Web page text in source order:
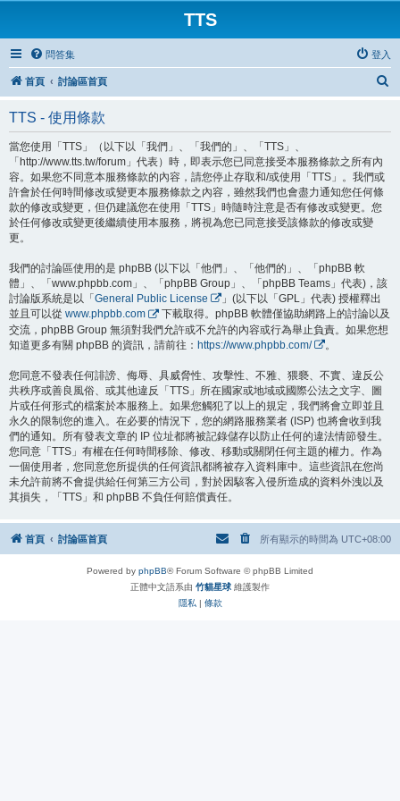
TTS
問答集 登入
首頁 討論區首頁
TTS - 使用條款
當您使用「TTS」（以下以「我們」、「我們的」、「TTS」、
「http://www.tts.tw/forum」代表）時，即表示您已同意接受本服務條款之所有內
容。如果您不同意本服務條款的內容，請您停止存取和/或使用「TTS」。我們或
許會於任何時間修改或變更本服務條款之內容，雖然我們也會盡力通知您任何條
款的修改或變更，但仍建議您在使用「TTS」時隨時注意是否有修改或變更。您
於任何修改或變更後繼續使用本服務，將視為您已同意接受該條款的修改或變
更。
我們的討論區使用的是 phpBB (以下以「他們」、「他們的」、「phpBB 軟
體」、「www.phpbb.com」、「phpBB Group」、「phpBB Teams」代表)，該
討論版系統是以「 General Public License
」(以下以「GPL」代表) 授權釋出
並且可以從 www.phpbb.com
下載取得。phpBB 軟體僅協助網路上的討論以及
交流，phpBB Group 無須對我們允許或不允許的內容或行為舉止負責。如果您想
知道更多有關 phpBB 的資訊，請前往： https://www.phpbb.com/ 。
您同意不發表任何誹謗、侮辱、具威脅性、攻擊性、不雅、猥褻、不實、違反公
共秩序或善良風俗、或其他違反「TTS」所在國家或地域或國際公法之文字、圖
片或任何形式的檔案於本服務上。如果您觸犯了以上的規定，我們將會立即並且
永久的限制您的進入。在必要的情況下，您的網路服務業者 (ISP) 也將會收到我
們的通知。所有發表文章的 IP 位址都將被記錄儲存以防止任何的違法情節發生。
您同意「TTS」有權在任何時間移除、修改、移動或關閉任何主題的權力。作為
一個使用者，您同意您所提供的任何資訊都將被存入資料庫中。這些資訊在您尚
未允許前將不會提供給任何第三方公司，對於因駭客入侵所造成的資料外洩以及
其損失，「TTS」和 phpBB 不負任何賠償責任。
首頁 討論區首頁 所有顯示的時間為 UTC+08:00
Powered by phpBB® Forum Software © phpBB Limited
正體中文語系由 竹貓星球 維護製作
隱私 | 條款